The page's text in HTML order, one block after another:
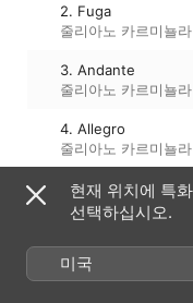
2. Fuga
줄리아노 카르미뇰라
3. Andante
줄리아노 카르미뇰라
4. Allegro
줄리아노 카르미뇰라
2018년 10월 26일
4개 트랙 · 24분
℗ 2018 Deutsche
현재 위치에 특
선택하십시오.
미국